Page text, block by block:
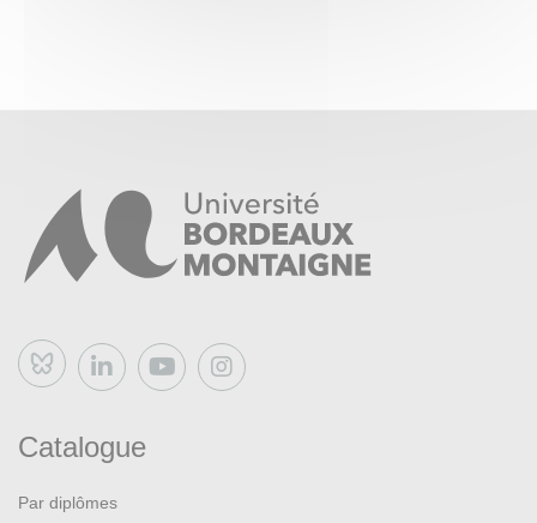
Bluesky
Catalogue
Par diplômes